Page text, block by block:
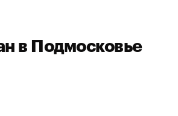
в Подмосковье